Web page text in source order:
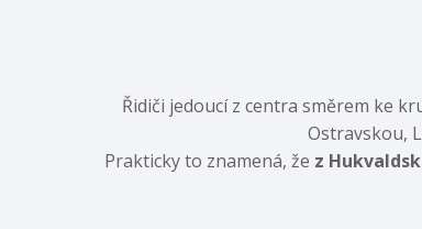
Řidiči jedoucí z centra směrem ke
Ostravskou,
Prakticky to znamená, že z